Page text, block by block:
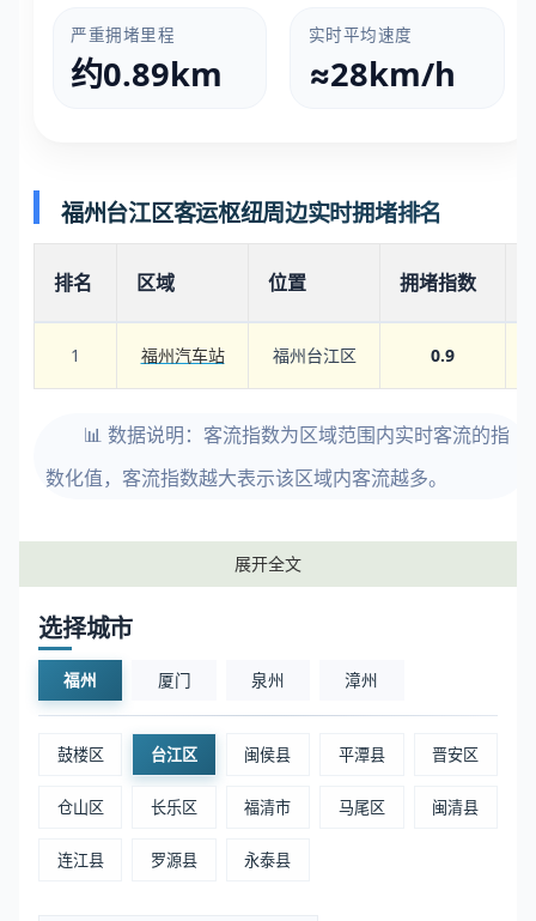
严重拥堵里程
约0.89km
实时平均速度
≈28km/h
福州台江区客运枢纽周边实时拥堵排名
排名 区域 位置 拥堵指数
1 福州汽车站 福州台江区 0.9
📊 数据说明：客流指数为区域范围内实时客流的指
数化值，客流指数越大表示该区域内客流越多。
福州台江区景区周边实时拥堵排名
暂无数据
福州台江区商场周边实时拥堵排名
排名 区域 位置 拥堵指数
展开全文
选择城市
福州 厦门 泉州 漳州
鼓楼区 台江区 闽侯县 平潭县 晋安区
仓山区 长乐区 福清市 马尾区 闽清县
连江县 罗源县 永泰县